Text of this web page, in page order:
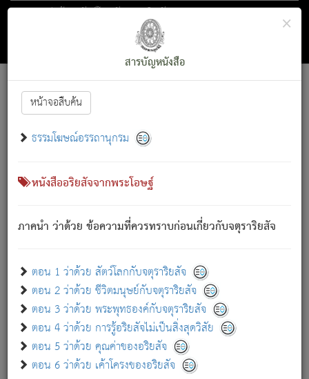
ตอน 1 ว่าด้วย สัตว์โลกกับจตุราริยสัจ
สารบัญ×
สารบัญหนังสือ
หน้าจอสืบค้น
ธรรมโฆษณ์อรรถานุกรม
หนังสืออริยสัจจากพระโอษฐ์
ภาคนำ ว่าด้วย ข้อความที่ควรทราบก่อนเกี่ยวกับจตุราริยสัจ
ตอน 1 ว่าด้วย สัตว์โลกกับจตุราริยสัจ
ตอน 2 ว่าด้วย ชีวิตมนุษย์กับจตุราริยสัจ
ตอน 3 ว่าด้วย พระพุทธองค์กับจตุราริยสัจ
ตอน 4 ว่าด้วย การรู้อริยสัจไม่เป็นสิ่งสุดวิสัย
ตอน 5 ว่าด้วย คุณค่าของอริยสัจ
ตอน 6 ว่าด้วย เค้าโครงของอริยสัจ
Font :15 ]||
สัตว์โลกนี้ เกิดความเดือดร้อนแล้ว มีผัสสะบังหน้า
เขาสำคัญสิ่งใด โดยความเป็นประการใด แต่สิ่งนั้นย่อมเป็น
(ตามที่เป็นจริง) โดยประการอื่นจากที่เขาสำคัญนั้น
สัตว์โลกติดข้องอยู่ในภพ ถูกภพบังหน้าแล้ว มีภพโดยความ
เป็นอย่างอื่น (จากที่มันเป็นอยู่จริง) จึงได้เพลิดเพลินยิ่งนักในภพ
เขาเพลิดเพลินยิ่งนักในสิ่งใด สิ่งนั้นเป็นภัย (ที่เขาไม่รู้จัก)
เขากลัวต่อสิ่งใดสิ่งนั้นเป็นทุกข์
พรหมจรรย์นี้ อันบุคคลย่อมประพฤติ ก็เพื่อการละขาดซึ่ง
ภพ.
สมณะหรือพราหมณ์เหล่าใด กล่าวความหลุดพ้นจากภพว่า
มีได้เพราะภพ เรากล่าวว่า สมณะหรือพราหมณ์ทั้งปวงนั้น
มิใช่ผู้หลดพ้นจากภพ.